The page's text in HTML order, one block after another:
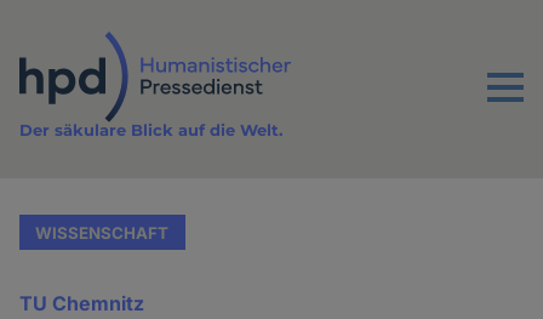
Inhalt
Menu
Der säkulare Blick auf die Welt.
WISSENSCHAFT
TU Chemnitz